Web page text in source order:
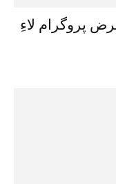
پروگرام لاءِ